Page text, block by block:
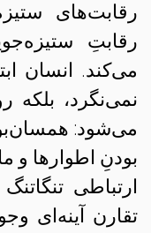
رقابت‌های
رقابتِ
می‌کند. انسان
نمی‌نگرد، بلکه
می‌شود:
بودنِ اطوارها و
ارتباطی
تقارن آینه‌ای